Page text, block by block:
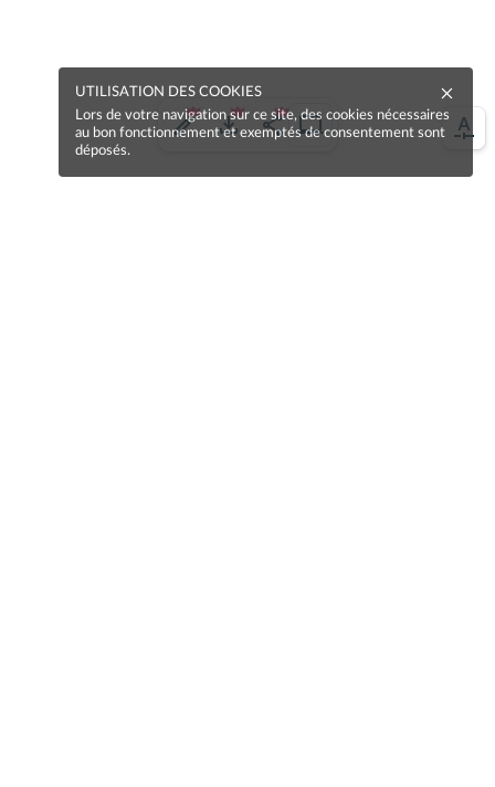
UTILISATION DES COOKIES
Lors de votre navigation sur ce site, des cookies nécessaires
au bon fonctionnement et exemptés de consentement sont
déposés.